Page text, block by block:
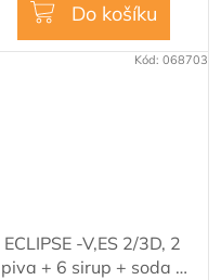
Do košíku
ECLIPSE -V,ES 2/3D, 2
piva + 6 sirup + soda +
Kód: 068703